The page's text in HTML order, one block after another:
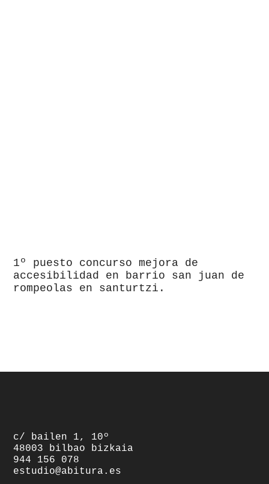
1º puesto concurso mejora de
accesibilidad en barrio san juan de
rompeolas en santurtzi.
c/ bailen 1, 10º
48003 bilbao bizkaia
944 156 078
estudio@abitura.es